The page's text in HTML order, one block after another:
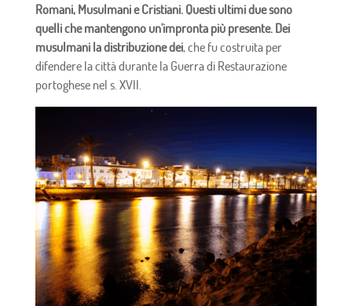
Romani, Musulmani e Cristiani. Questi ultimi due sono
quelli che mantengono un'impronta più presente. Dei
musulmani la distribuzione dei, che fu costruita per
difendere la città durante la Guerra di Restaurazione
portoghese nel s. XVII.